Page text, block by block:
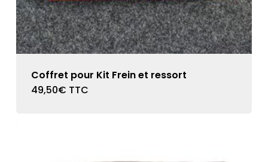
Coffret pour Kit Frein et ressort
49,50€ TTC